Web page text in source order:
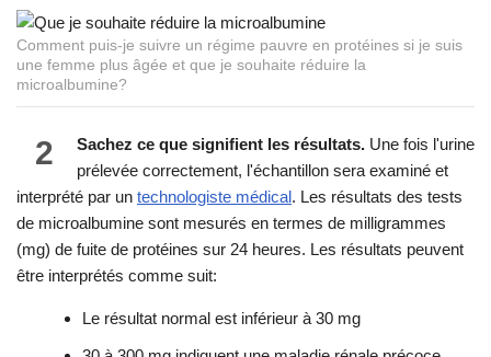
Comment puis-je suivre un régime pauvre en protéines si je suis
une femme plus âgée et que je souhaite réduire la
microalbumine?
2 Sachez ce que signifient les résultats. Une fois l'urine
prélevée correctement, l'échantillon sera examiné et
interprété par un technologiste médical. Les résultats des tests
de microalbumine sont mesurés en termes de milligrammes
(mg) de fuite de protéines sur 24 heures. Les résultats peuvent
être interprétés comme suit:
Le résultat normal est inférieur à 30 mg